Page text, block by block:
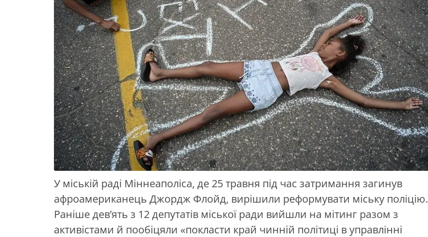
У міській раді Міннеаполіса, де 25 травня під час затримання загинув
афроамериканець Джордж Флойд, вирішили реформувати міську поліцію.
Раніше дев’ять з 12 депутатів міської ради вийшли на мітинг разом з
активістами й пообіцяли «покласти край чинній політиці в управлінні